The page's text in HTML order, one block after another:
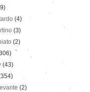
(4)
(3)
(2)
(43)
(2)